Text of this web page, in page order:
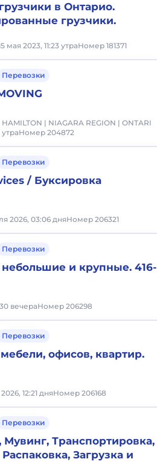
в Онтарио.
грузчики.
мая 2023, 11:23 утраНомер 181371
Перевозки
HAMILTON | NIAGARA REGION | ONTARI
утраНомер 204872
Перевозки
/ Буксировка
2026, 03:06 дняНомер 206321
Перевозки
и крупные. 416-
вечераНомер 206298
Перевозки
офисов, квартир.
12:21 дняНомер 206168
Перевозки
Мувинг, Транспортировка,
Загрузка и